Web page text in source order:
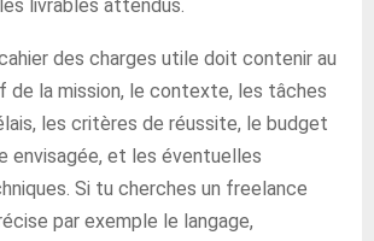
livrables attendus.
des charges utile doit contenir au
de la mission, le contexte, les tâches
les critères de réussite, le budget
envisagée, et les éventuelles
Si tu cherches un freelance
par exemple le langage,